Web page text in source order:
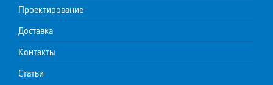
Проектирование
Доставка
Контакты
Статьи